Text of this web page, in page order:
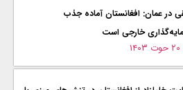
در عمان: افغانستان آماده جذب
خارجی است
۲۰ حوت ۱۴۰۳